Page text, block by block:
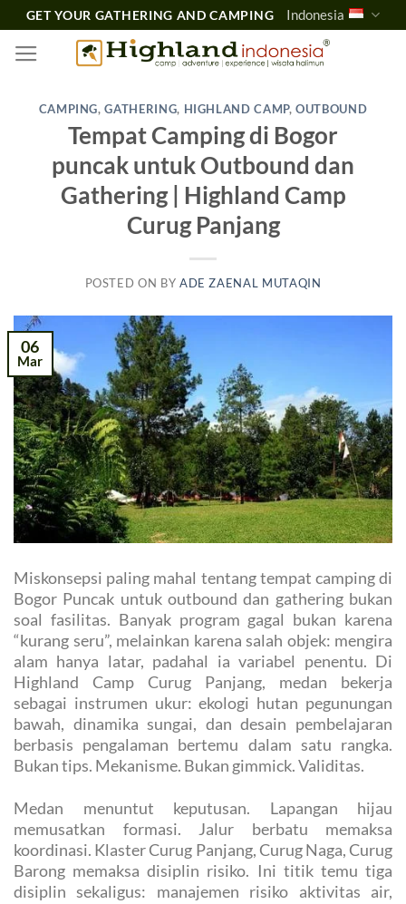
Skip
content
GET YOUR GATHERING AND CAMPING Indonesia
CAMPING,GATHERING, HIGHLAND CAMP,OUTBOUND
Tempat Camping di Bogor
puncak untuk Outbound dan
Gathering | Highland Camp
Curug Panjang
POSTED ON BY ADE ZAENAL MUTAQIN
06
Mar
Miskonsepsi paling mahal tentang tempat camping di
Bogor Puncak untuk outbound dan gathering bukan
soal fasilitas. Banyak program gagal bukan karena
“kurang seru”, melainkan karena salah objek: mengira
alam hanya latar, padahal ia variabel penentu. Di
Highland Camp Curug Panjang, medan bekerja
sebagai instrumen ukur: ekologi hutan pegunungan
bawah, dinamika sungai, dan desain pembelajaran
berbasis pengalaman bertemu dalam satu rangka.
Bukan tips. Mekanisme. Bukan gimmick. Validitas.
Medan menuntut keputusan. Lapangan hijau
memusatkan formasi. Jalur berbatu memaksa
koordinasi. Klaster Curug Panjang, Curug Naga, Curug
Barong memaksa disiplin risiko. Ini titik temu tiga
disiplin sekaligus: manajemen risiko aktivitas air,